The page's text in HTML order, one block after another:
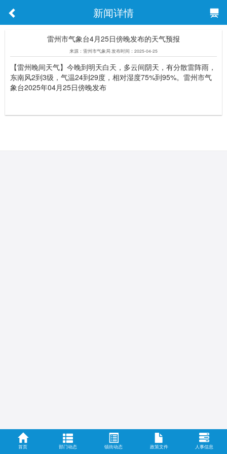
新闻详情
雷州市气象台4月25日傍晚发布的天气预报
来源：雷州市气象局 发布时间：2025-04-25
【雷州晚间天气】今晚到明天白天，多云间阴天，有分散雷阵雨，
东南风2到3级，气温24到29度，相对湿度75%到95%。雷州市气
象台2025年04月25日傍晚发布
首页 部门动态 镇街动态 政策文件 人事信息